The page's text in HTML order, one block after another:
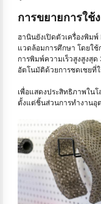
การขยายการใช้
ฮานินยังเปิดตัวเครื่องพิม
แวดล้อมการศึกษา โดยใช้
การพิมพ์ความเร็วสูงสูงสุ
อัตโนมัติด้วยการชดเชยที่
เพื่อแสดงประสิทธิภาพใน
ตั้งแต่ชิ้นส่วนการทำงานอุ